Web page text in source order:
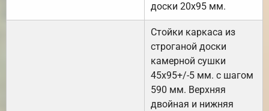
доски 20х95 мм.
Стойки каркаса из
строганой доски
камерной сушки
45х95+/-5 мм. с шагом
590 мм. Верхняя
двойная и нижняя